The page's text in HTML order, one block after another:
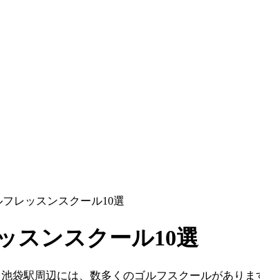
レッスンスクール10選
スンスクール10選
袋駅周辺には、数多くのゴルフスクールがあり